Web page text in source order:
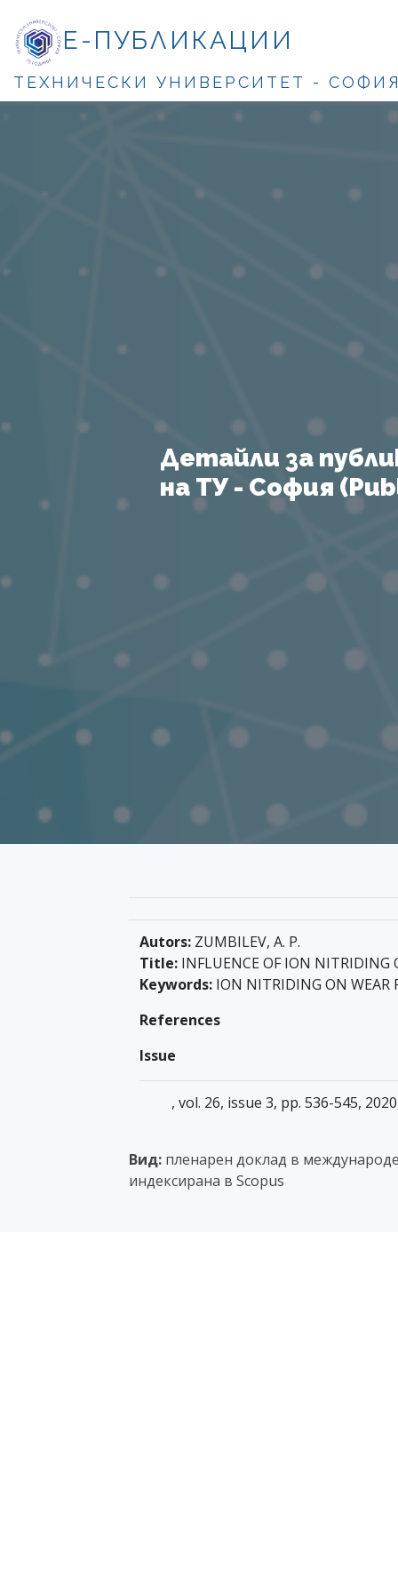
Е-ПУБЛИКАЦИИ
ТЕХНИЧЕСКИ УНИВЕРСИТЕТ -
Детайли за
на ТУ - София
Autors: ZUMBILEV, A. P.
Title: INFLUENCE OF ION NITRIDING
Keywords: ION NITRIDING ON WEAR
References
Issue
, vol. 26, issue 3, pp. 536-545,
Вид: пленарен доклад в
индексирана в Scopus